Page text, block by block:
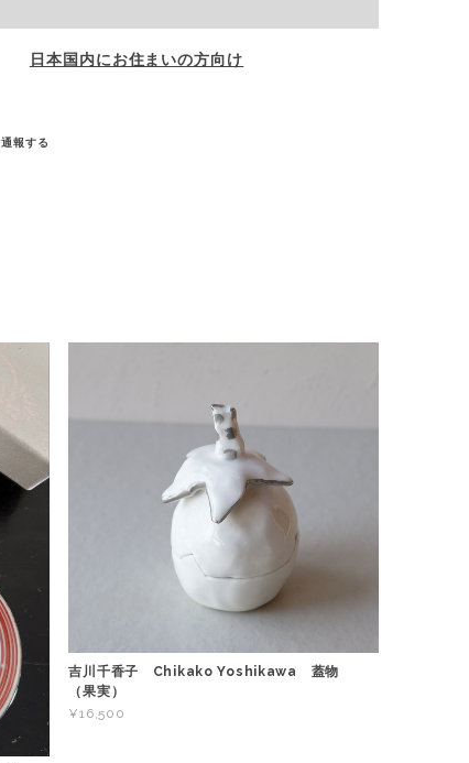
日本国内にお住まいの方向け
通報する
吉川千香子 Chikako Yoshikawa 蓋物
（果実）
¥16,500